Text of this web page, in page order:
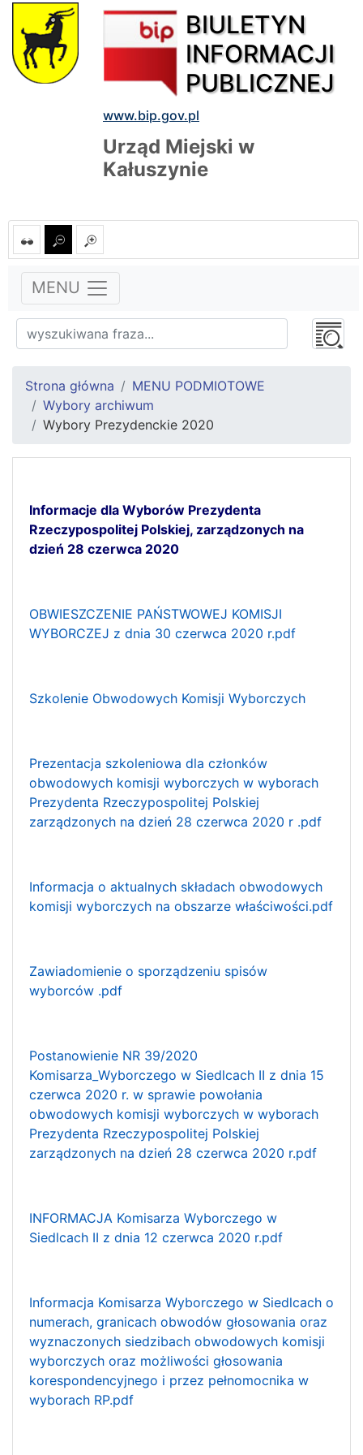
BIULETYN
INFORMACJI
PUBLICZNEJ
www.bip.gov.pl
Urząd Miejski w
Kałuszynie
MENU
Strona główna
MENU PODMIOTOWE
Wybory archiwum
Wybory Prezydenckie 2020
Informacje dla Wyborów Prezydenta
Rzeczypospolitej Polskiej, zarządzonych na
dzień 28 czerwca 2020
OBWIESZCZENIE PAŃSTWOWEJ KOMISJI
WYBORCZEJ z dnia 30 czerwca 2020 r.pdf
Szkolenie Obwodowych Komisji Wyborczych
Prezentacja szkoleniowa dla członków
obwodowych komisji wyborczych w wyborach
Prezydenta Rzeczypospolitej Polskiej
zarządzonych na dzień 28 czerwca 2020 r .pdf
Informacja o aktualnych składach obwodowych
komisji wyborczych na obszarze właściwości.pdf
Zawiadomienie o sporządzeniu spisów
wyborców .pdf
Postanowienie NR 39/2020
Komisarza_Wyborczego w Siedlcach II z dnia 15
czerwca 2020 r. w sprawie powołania
obwodowych komisji wyborczych w wyborach
Prezydenta Rzeczypospolitej Polskiej
zarządzonych na dzień 28 czerwca 2020 r.pdf
INFORMACJA Komisarza Wyborczego w
Siedlcach II z dnia 12 czerwca 2020 r.pdf
Informacja Komisarza Wyborczego w Siedlcach o
numerach, granicach obwodów głosowania oraz
wyznaczonych siedzibach obwodowych komisji
wyborczych oraz możliwości głosowania
korespondencyjnego i przez pełnomocnika w
wyborach RP.pdf